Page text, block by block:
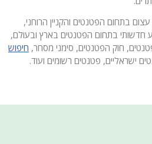
בתחום הפטנטים והקניין הרוחני,
חדשותי בתחום הפטנטים בארץ ובעולם,
חוק הפטנטים, סימני מסחר, חיפוש
ישראליים, פטנטים רשומים ועוד.